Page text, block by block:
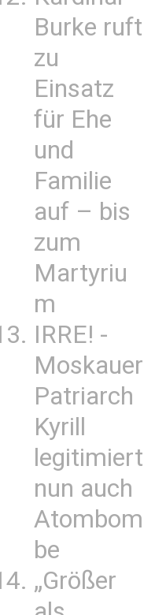
Burke ruft
zu
Einsatz
für Ehe
und
Familie
auf – bis
zum
Martyriu
m
IRRE! -
Moskauer
Patriarch
Kyrill
legitimiert
nun auch
Atombom
be
„Größer